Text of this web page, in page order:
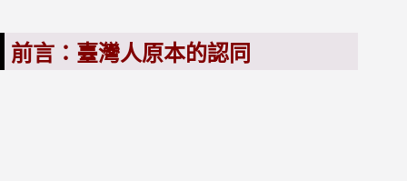
前言：臺灣人原本的認同